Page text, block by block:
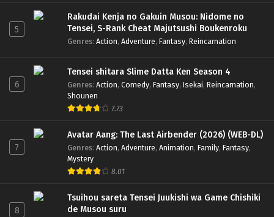
5
Rakudai Kenja no Gakuin Musou: Nidome no
Tensei, S-Rank Cheat Majutsushi Boukenroku
Genres: Action, Adventure, Fantasy, Reincarnation
6
Tensei shitara Slime Datta Ken Season 4
Genres: Action, Comedy, Fantasy, Isekai, Reincarnation,
Shounen
7.73
7
Avatar Aang: The Last Airbender (2026) (WEB-DL)
Genres: Action, Adventure, Animation, Family, Fantasy,
Mystery
8.01
8
Tsuihou sareta Tensei Juukishi wa Game Chishiki
de Musou suru